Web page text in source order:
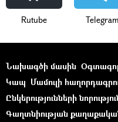
Rutube Telegram
Նախագծի մասին
Կապ Մամուլի
Ընկերությունների
Գաղտնիության